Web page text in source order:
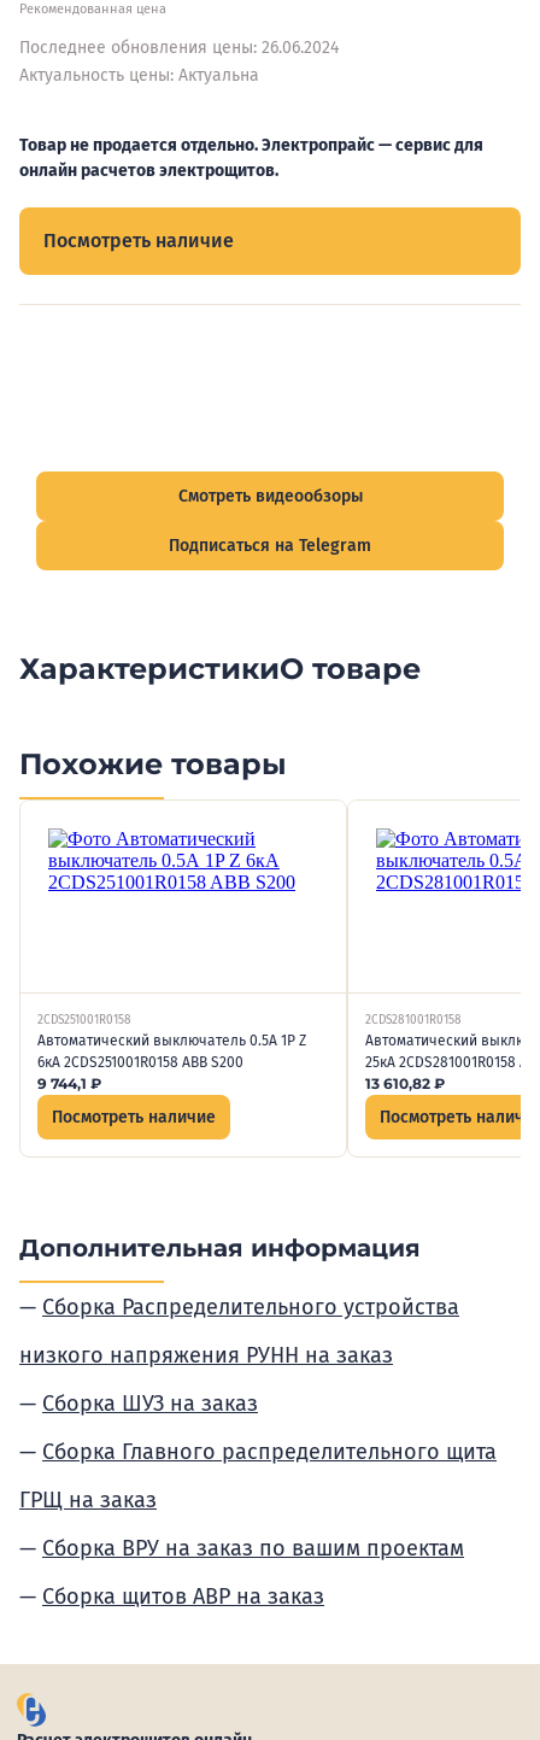
Рекомендованная цена
Последнее обновления цены: 26.06.2024
Актуальность цены: Актуальна
Товар не продается отдельно. Электропрайс — сервис для
онлайн расчетов электрощитов.
Посмотреть наличие
Смотреть видеообзоры
Подписаться на Telegram
ХарактеристикиО товаре
Похожие товары
2CDS251001R0158
Автоматический выключатель 0.5А 1P Z
6кА 2CDS251001R0158 ABB S200
9 744,1 ₽
Посмотреть наличие
2CDS281001R0158
Автоматический
25кА 2CDS281001R0158
13 610,82 ₽
Посмотреть
Дополнительная информация
Сборка Распределительного устройства
низкого напряжения РУНН на заказ
Сборка ШУЗ на заказ
Сборка Главного распределительного щита
ГРЩ на заказ
Сборка ВРУ на заказ по вашим проектам
Сборка щитов АВР на заказ